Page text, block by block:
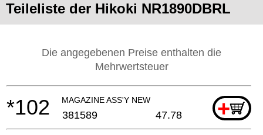
Teileliste der Hikoki NR1890DBRL
Die angegebenen Preise enthalten die
Mehrwertsteuer
MAGAZINE ASS'Y NEW +
*102 381589 47.78